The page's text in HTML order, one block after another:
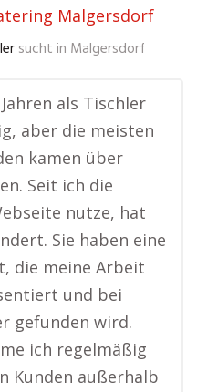
Malgersdorf
sucht in Malgersdorf
als Tischler
aber die meisten
kamen über
Seit ich die
nutze, hat
Sie haben eine
die meine Arbeit
und bei
gefunden wird.
ich regelmäßig
Kunden außerhalb